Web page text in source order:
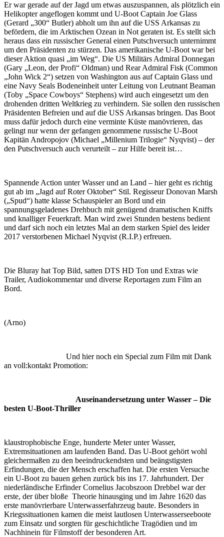
Er war gerade auf der Jagd um etwas auszuspannen, als plötzlich ein
Helikopter angeflogen kommt und U-Boot Captain Joe Glass
(Gerard „300“ Butler) abholt um ihn auf die USS Arkansas zu
befördern, die im Arktischen Ozean in Not geraten ist. Es stellt sich
heraus dass ein russischer General einen Putschversuch unternimmt
um den Präsidenten zu stürzen. Das amerikanische U-Boot war bei
dieser Aktion quasi „im Weg“. Die US Militärs Admiral Donnegan
(Gary „Leon, der Profi“ Oldman) und Rear Admiral Fisk (Common
„John Wick 2“) setzen von Washington aus auf Captain Glass und
eine Navy Seals Bodeneinheit unter Leitung von Leutnant Beaman
(Toby „Space Cowboys“ Stephens) wird auch eingesetzt um den
drohenden dritten Weltkrieg zu verhindern. Sie sollen den russischen
Präsidenten Befreien und auf die USS Arkansas bringen. Das Boot
muss dafür jedoch durch eine verminte Küste manövrieren, das
gelingt nur wenn der gefangen genommene russische U-Boot
Kapitän Andropojov (Michael „Millenium Trilogie“ Nyqvist) – der
den Putschversuch auch verurteilt – zur Hilfe bereit ist…
Spannende Action unter Wasser und an Land – hier geht es richtig
gut ab im „Jagd auf Roter Oktober“ Stil. Regisseur Donovan Marsh
(„Spud“) hatte klasse Schauspieler an Bord und ein
spannungsgeladenes Drehbuch mit genügend dramatischen Kniffs
und knalliger Feuerkraft. Man wird zwei Stunden bestens bedient
und darf sich noch ein letztes Mal an dem starken Spiel des leider
2017 verstorbenen Michael Nyqvist (R.I.P.) erfreuen.
Die Bluray hat Top Bild, satten DTS HD Ton und Extras wie
Trailer, Audiokommentar und diverse Reportagen zum Film an
Bord.
(Arno)
Und hier noch ein Special zum Film mit Dank
an voll:kontakt Promotion:
Auseinandersetzung unter Wasser – Die
besten U-Boot-Thriller
klaustrophobische Enge, hunderte Meter unter Wasser,
Extremsituationen am laufenden Band. Das U-Boot gehört wohl
gleichermaßen zu den beeindruckendsten und beängstigsten
Erfindungen, die der Mensch erschaffen hat. Die ersten Versuche
ein U-Boot zu bauen gehen zurück bis ins 17. Jahrhundert. Der
niederländische Erfinder Cornelius Jacobszoon Drebbel war der
erste, der über bloße Theorie hinausging und im Jahre 1620 das
erste manövrierbare Unterwasserfahrzeug baute. Besonders in
Kriegssituationen kamen die meist lautlosen Unterwasserseeboote
zum Einsatz und sorgten für geschichtliche Tragödien und im
Nachhinein für Filmstoff der besonderen Art.